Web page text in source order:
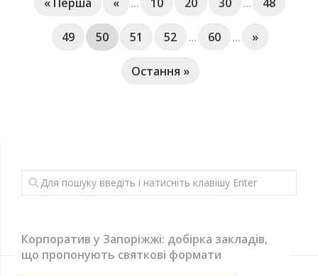
49 50 51 52 ... 60 ... »
Остання »
Корпоратив у Запоріжжі: добірка закладів,
що пропонують святкові формати